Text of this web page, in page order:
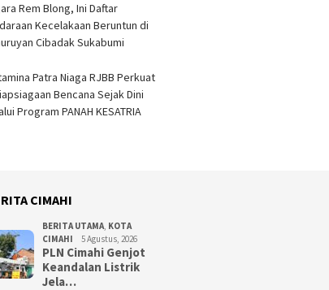
Rem Blong, Ini Daftar
Kecelakaan Beruntun di
Cibadak Sukabumi
Patra Niaga RJBB Perkuat
Bencana Sejak Dini
Program PANAH KESATRIA
CIMAHI
BERITA UTAMA, KOTA
CIMAHI
5 Agustus, 2026
PLN Cimahi Genjot
Keandalan Listrik
Jela…